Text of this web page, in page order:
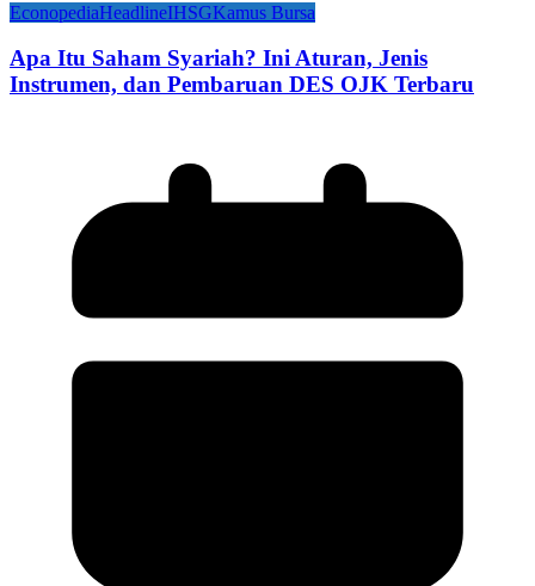
EconopediaHeadlineIHSGKamus Bursa
Apa Itu Saham Syariah? Ini Aturan, Jenis
Instrumen, dan Pembaruan DES OJK Terbaru